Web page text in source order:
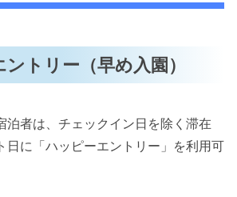
トリー（早め入園）
泊者は、チェックイン日を除く滞在
日に「ハッピーエントリー」を利用可